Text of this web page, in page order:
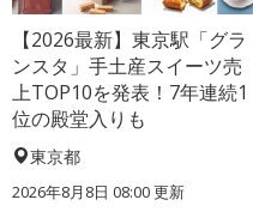
【2026最新】東京駅「グラ
ンスタ」手土産スイーツ売
上TOP10を発表！7年連続1
位の殿堂入りも
東京都
2026年8月8日 08:00更新